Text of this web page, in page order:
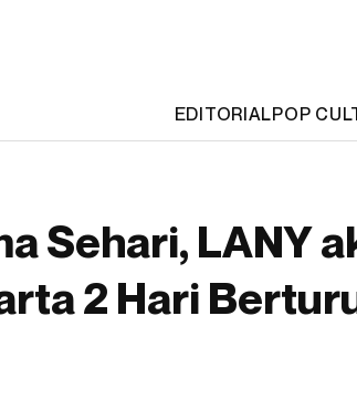
EDITORIALPOP
Sehari, LANY
2 Hari